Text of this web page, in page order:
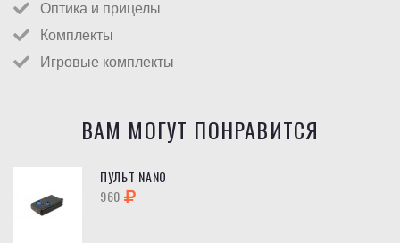
Оптика и прицелы
Комплекты
Игровые комплекты
ВАМ МОГУТ ПОНРАВИТСЯ
ПУЛЬТ NANO
960